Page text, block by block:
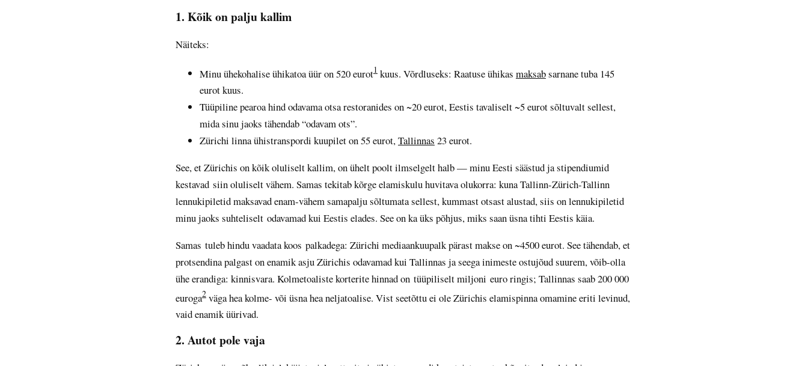
1. Kõik on palju kallim
Näiteks:
Minu ühekohalise ühikatoa üür on 520 eurot1 kuus. Võrdluseks: Raatuse ühikas maksabsarnane tuba 145
eurot kuus.
Tüüpiline pearoa hind odavama otsa restoranides on ~20 eurot, Eestis tavaliselt ~5 eurot sõltuvalt sellest,
mida sinu jaoks tähendab “odavam ots”.
Zürichi linna ühistranspordi kuupilet on 55 eurot,Tallinnas 23 eurot.
See, et Zürichis on kõik oluliselt kallim, on ühelt poolt ilmselgelt halb — minu Eesti säästud ja stipendiumid
kestavad siin oluliselt vähem. Samas tekitab kõrge elamiskulu huvitava olukorra: kuna Tallinn-Zürich-Tallinn
lennukipiletid maksavad enam-vähem samapalju sõltumata sellest, kummast otsast alustad, siis on lennukipiletid
minu jaoks suhteliselt odavamad kui Eestis elades. See on ka üks põhjus, miks saan üsna tihti Eestis käia.
Samas tuleb hindu vaadata koos palkadega: Zürichi mediaankuupalk pärast makse on ~4500 eurot. See tähendab, et
protsendina palgast on enamik asju Zürichis odavamad kui Tallinnas ja seega inimeste ostujõud suurem, võib-olla
ühe erandiga: kinnisvara. Kolmetoaliste korterite hinnad on tüüpiliselt miljoni euro ringis; Tallinnas saab 200 000
euroga2 väga hea kolme- või üsna hea neljatoalise. Vist seetõttu ei ole Zürichis elamispinna omamine eriti levinud,
vaid enamik üürivad.
2. Autot pole vaja